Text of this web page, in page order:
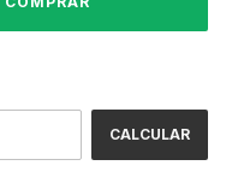
CALCULAR